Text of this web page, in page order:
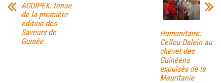
AGUIPEX: tenue
de la première
édition des
Saveurs de
Guinée
Humanitaire:
Cellou Dalein au
chevet des
Guinéens
expulsés de la
Mauritanie